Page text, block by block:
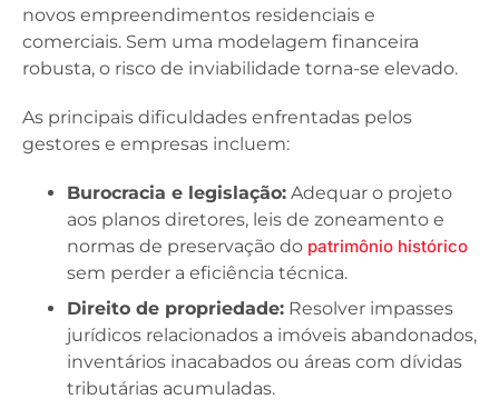
novos empreendimentos residenciais e
comerciais. Sem uma modelagem financeira
robusta, o risco de inviabilidade torna-se elevado.
As principais dificuldades enfrentadas pelos
gestores e empresas incluem:
Burocracia e legislação: Adequar o projeto
aos planos diretores, leis de zoneamento e
normas de preservação do patrimônio histórico
sem perder a eficiência técnica.
Direito de propriedade: Resolver impasses
jurídicos relacionados a imóveis abandonados,
inventários inacabados ou áreas com dívidas
tributárias acumuladas.